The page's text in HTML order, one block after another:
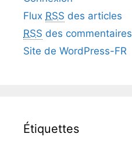
Flux RSS des articles
RSS des commentaires
Site de WordPress-FR
Étiquettes